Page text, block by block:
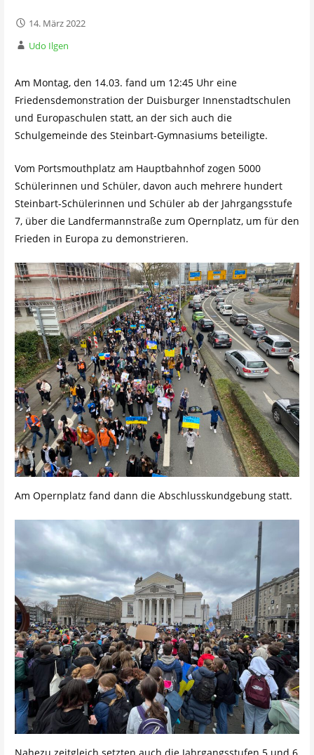
14. März 2022
Udo Ilgen
Am Montag, den 14.03. fand um 12:45 Uhr eine
Friedensdemonstration der Duisburger Innenstadtschulen
und Europaschulen statt, an der sich auch die
Schulgemeinde des Steinbart-Gymnasiums beteiligte.
Vom Portsmouthplatz am Hauptbahnhof zogen 5000
Schülerinnen und Schüler, davon auch mehrere hundert
Steinbart-Schülerinnen und Schüler ab der Jahrgangsstufe
7, über die Landfermannstraße zum Opernplatz, um für den
Frieden in Europa zu demonstrieren.
Am Opernplatz fand dann die Abschlusskundgebung statt.